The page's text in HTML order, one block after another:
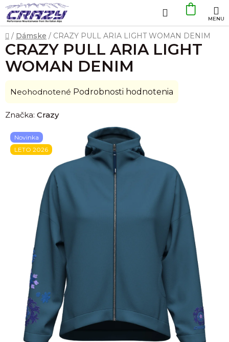
Prejsť
na
obsah
Hľadať
KOŠÍK
Domov
/ Dámske / CRAZY PULL ARIA LIGHT WOMAN DENIM
CRAZY PULL ARIA LIGHT
WOMAN DENIM
Priemerné
produktu
je
0,0
z
hviezdičiek.
Neohodnotené Podrobnosti hodnotenia
Značka: Crazy
Novinka
LETO 2026